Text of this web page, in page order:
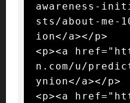
awareness-
sts/about-me-
ion</a></p>
<p><a
n.com/u/
ynion</a></p>
<p><a